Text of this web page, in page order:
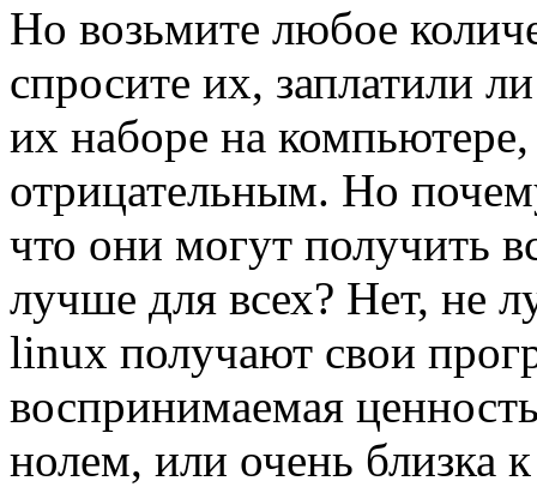
Но возьмите любое
спросите их, заплатили
их наборе на компьютере,
отрицательным. Но
что они могут получить
лучше для всех? Нет, не
linux получают свои
воспринимаемая
нолем, или очень близка